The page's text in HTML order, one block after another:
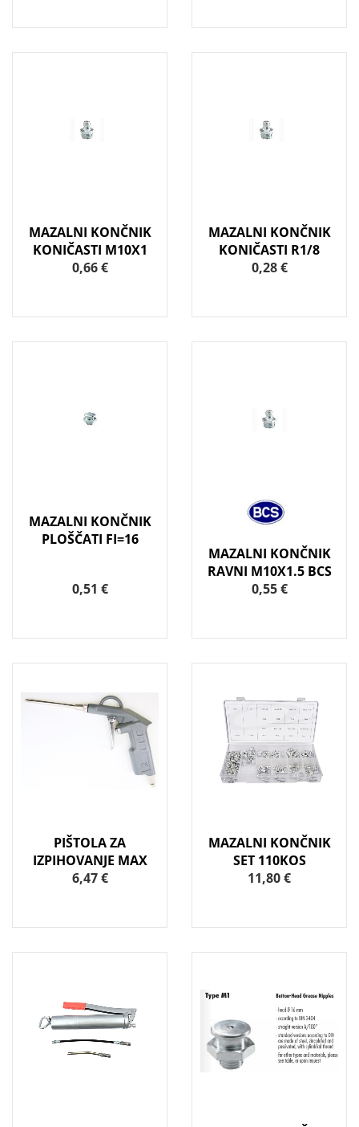
MAZALNI KONČNIK
KONIČASTI M10X1
0,66 €
MAZALNI KONČNIK
KONIČASTI R1/8
0,28 €
MAZALNI KONČNIK
PLOŠČATI FI=16
0,51 €
MAZALNI KONČNIK
RAVNI M10X1.5 BCS
0,55 €
PIŠTOLA ZA
IZPIHOVANJE MAX
6,47 €
MAZALNI KONČNIK
SET 110KOS
11,80 €